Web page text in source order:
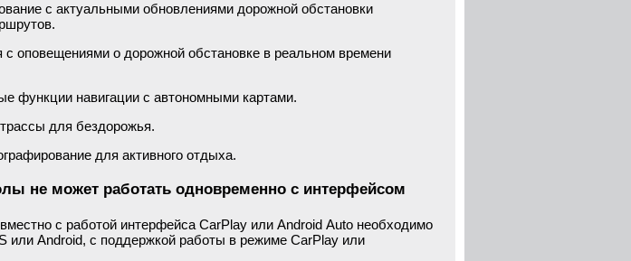
с актуальными обновлениями дорожной обстановки
с оповещениями о дорожной обстановке в реальном времени
функции навигации с автономными картами.
для бездорожья.
для активного отдыха.
не может работать одновременно с интерфейсом
с работой интерфейса CarPlay или Android Auto необходимо
или Android, с поддержкой работы в режиме CarPlay или